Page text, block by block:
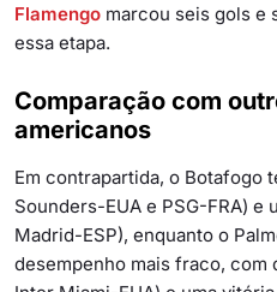
Flamengo marcou seis gols e
essa etapa.
Comparação com
americanos
Em contrapartida, o Botafogo
Sounders-EUA e PSG-FRA) e
Madrid-ESP), enquanto o
desempenho mais fraco, com